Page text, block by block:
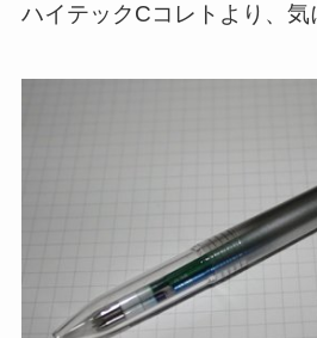
ハイテックCコレトより、気